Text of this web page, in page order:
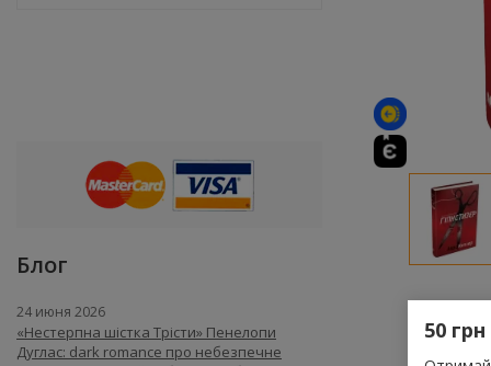
Блог
24 июня 2026
«Нестерпна шістка Трісти» Пенелопи
Дуглас: dark romance про небезпечне
50